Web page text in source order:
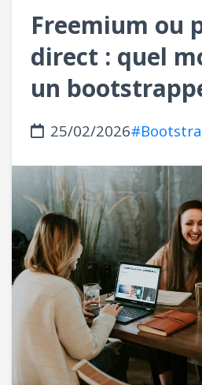
Freemium ou
direct : quel
un
25/02/2026